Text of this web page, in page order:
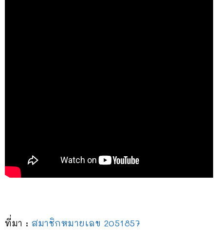
ที่มา : สมาชิกหมายเลข 2051857